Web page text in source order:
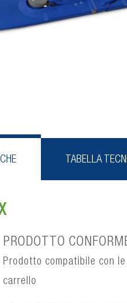
TABELLA
PRODOTTO
Prodotto compatibile con
carrello